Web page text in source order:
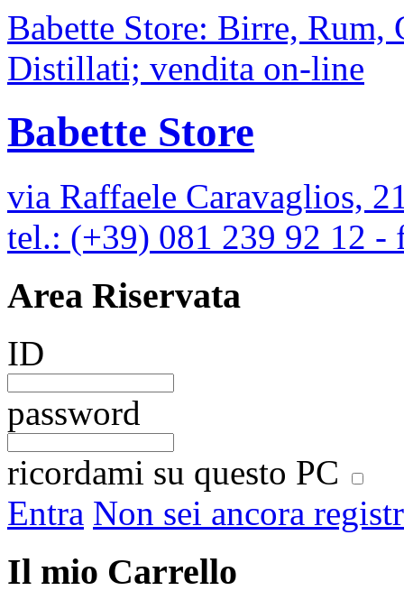
Babette Store: Birre,
Distillati; vendita on-line
Babette Store
via Raffaele Caravaglios,
tel.: (+39) 081 239 92 12 -
Area Riservata
ID
password
ricordami su questo PC
Entra Non sei ancora
Il mio Carrello